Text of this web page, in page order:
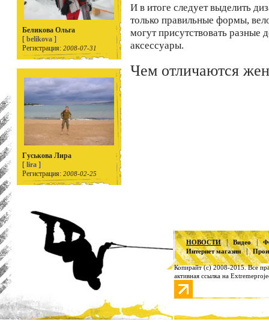
Беликова Ольга
[ belikova ]
Регистрация: 2008-07-31
Гуськова Лира
[ lira ]
Регистрация: 2008-02-25
И в итоге следует выделить
только правильные формы,
могут присутствовать разные
аксессуары.
Чем отличаются
НОВОСТИ|Видео|
Интернет магазин|
Копирайт (с) 2008-2015. Все
активная ссылка на